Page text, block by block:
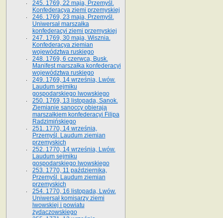
245. 1769, 22 maja, Przemyśl.
Konfederacya ziemi przemyskiej
246. 1769, 23 maja, Przemyśl.
Uniwersał marszałka
konfederacyi ziemi przemyskiej
247. 1769, 30 maja, Wisznia.
Konfederacya ziemian
województwa ruskiego
248. 1769, 6 czerwca, Busk.
Manifest marszałka konfederacyi
województwa ruskiego
249. 1769, 14 września, Lwów.
Laudum sejmiku
gospodarskiego lwowskiego
250. 1769, 13 listopada, Sanok.
Ziemianie sanoccy obierają
marszałkiem konfederacyi Filipa
Radzimińskiego
251. 1770, 14 września,
Przemyśl. Laudum ziemian
przemyskich
252. 1770, 14 września, Lwów.
Laudum sejmiku
gospodarskiego lwowskiego
253. 1770, 11 października,
Przemyśl. Laudum ziemian
przemyskich
254. 1770, 16 listopada, Lwów.
Uniwersał komisarzy ziemi
lwowskiej i powiatu
żydaczowskiego